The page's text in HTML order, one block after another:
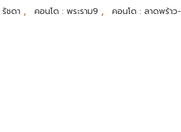
ชดา , คอนโด : พระราม9 , คอนโด : ลาดพร้าว-